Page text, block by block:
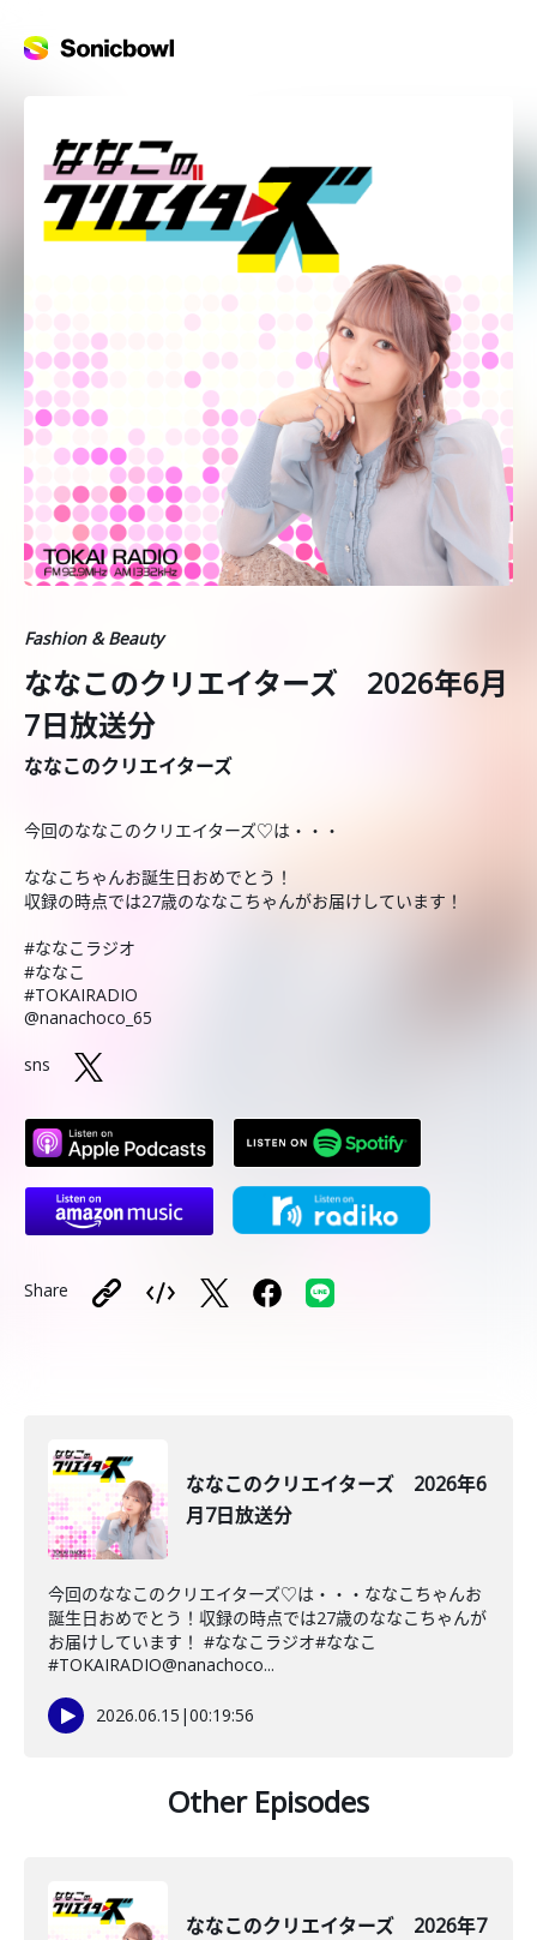
Fashion & Beauty
ななこのクリエイターズ 2026年6月
7日放送分
ななこのクリエイターズ
今回のななこのクリエイターズ♡は・・・
ななこちゃんお誕生日おめでとう！
収録の時点では27歳のななこちゃんがお届けしています！
#ななこラジオ
#ななこ
#TOKAIRADIO
@nanachoco_65
sns
Share
ななこのクリエイターズ 2026年6
月7日放送分
今回のななこのクリエイターズ♡は・・・ななこちゃんお
誕生日おめでとう！収録の時点では27歳のななこちゃんが
お届けしています！ #ななこラジオ#ななこ
#TOKAIRADIO@nanachoco...
2026.06.15 |00:19:56
Other Episodes
ななこのクリエイターズ 2026年7